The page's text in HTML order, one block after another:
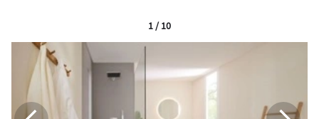
1 / 10